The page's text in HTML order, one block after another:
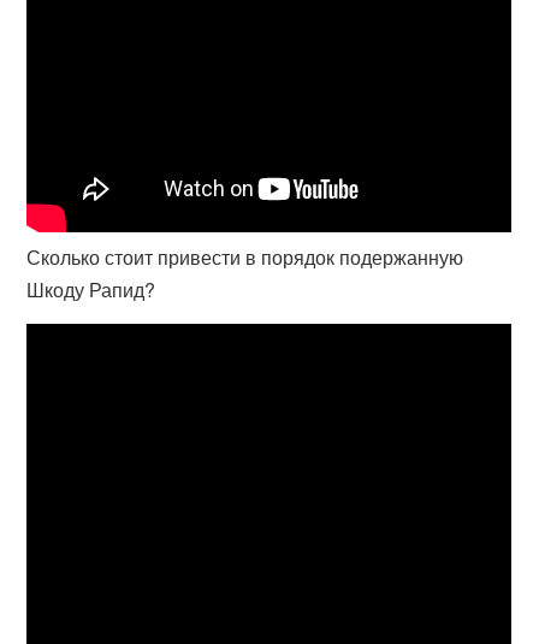
Сколько стоит привести в порядок подержанную
Шкоду Рапид?